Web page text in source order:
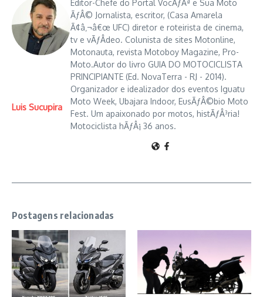
Luis Sucupira
Editor-Chefe do Portal VocÃƒÂª e Sua Moto
ÃƒÂ© Jornalista, escritor, (Casa Amarela
Ã¢â‚¬â€œ UFC) diretor e roteirista de cinema,
tv e vÃƒÂ­deo. Colunista de sites Motonline,
Motonauta, revista Motoboy Magazine, Pro-
Moto.Autor do livro GUIA DO MOTOCICLISTA
PRINCIPIANTE (Ed. NovaTerra - RJ - 2014).
Organizador e idealizador dos eventos Iguatu
Moto Week, Ubajara Indoor, EusÃƒÂ©bio Moto
Fest. Um apaixonado por motos, histÃƒÂ³ria!
Motociclista hÃƒÂ¡ 36 anos.
Postagens relacionadas